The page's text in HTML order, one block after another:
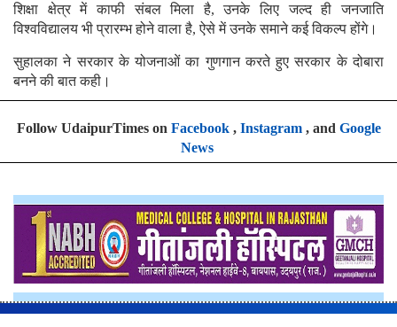
शिक्षा क्षेत्र में काफी संबल मिला है, उनके लिए जल्द ही जनजाति
विश्वविद्यालय भी प्रारम्भ होने वाला है, ऐसे में उनके समाने कई विकल्प होंगे।
सुहालका ने सरकार के योजनाओं का गुणगान करते हुए सरकार के दोबारा
बनने की बात कही।
Follow UdaipurTimes on Facebook, Instagram, and Google
News